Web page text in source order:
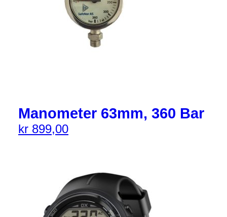
Manometer 63mm, 360 Bar
kr 899,00